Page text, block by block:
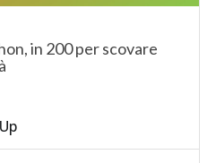
in 200 per scovare